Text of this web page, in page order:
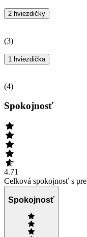
2 hviezdičky
(3)
1 hviezdička
(4)
Spokojnosť
4.71
Celková spokojnosť s
Spokojnosť